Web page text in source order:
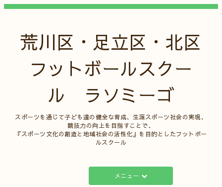
荒川区・足立区・北区
フットボールスクー
ル ラソミーゴ
スポーツを通じて子ども達の健全な育成、生涯スポーツ社会の実現、
競技力の向上を目指すことで、
『スポーツ文化の創造と地域社会の活性化』を目的としたフットボー
ルスクール
メニュー